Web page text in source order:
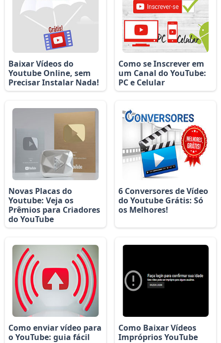
Baixar Vídeos do
Youtube Online, sem
Precisar Instalar Nada!
Como se Inscrever em
um Canal do YouTube:
PC e Celular
Novas Placas do
Youtube: Veja os
Prêmios para Criadores
do YouTube
6 Conversores de Vídeo
do Youtube Grátis: Só
os Melhores!
Como enviar vídeo para
o YouTube: guia fácil
Como Baixar Vídeos
Impróprios YouTube